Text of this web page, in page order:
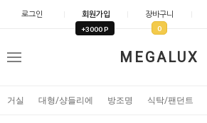
로그인 회원가입
+3000 P
장바구니
0
MEGALUX
메
거실 대형/샹들리에 방조명 식탁/팬던트